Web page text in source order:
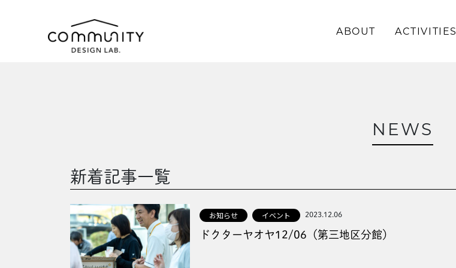
ABOUT ACTIVITIES
NEWS
新着記事一覧
お知らせ イベント 2023.12.06
ドクターヤオヤ12/06（第三地区分館）